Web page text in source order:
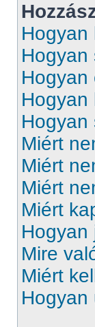
Hogyan
Hogyan
Hogyan
Hogyan
Hogyan
Miért
Miért
Miért
Miért
Hogyan
Mire
Miért
Hogyan